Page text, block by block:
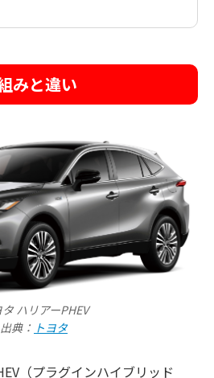
みと違い
タ ハリアーPHEV
出典： トヨタ
（プラグインハイブリッド